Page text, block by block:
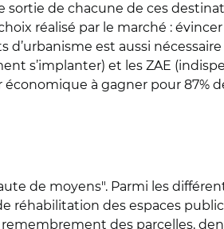
de chacune de ces
réalisé par le marché :
est aussi
s’implanter) et les ZAE
à gagner pour 87%
de moyens". Parmi les
réhabilitation des espaces
des parcelles,